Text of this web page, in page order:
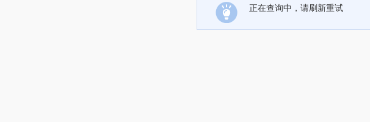
正在查询中，请刷新重试